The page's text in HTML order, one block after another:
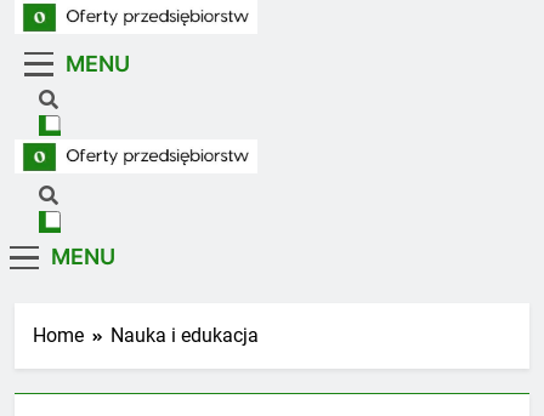
Skip
contentOferty Przedsiębiorstw
Oferty firm z branż usługowych i handlowych
MENU
Oferty Przedsiębiorstw
Oferty firm z branż usługowych i handlowych
MENU
Home Nauka i edukacja